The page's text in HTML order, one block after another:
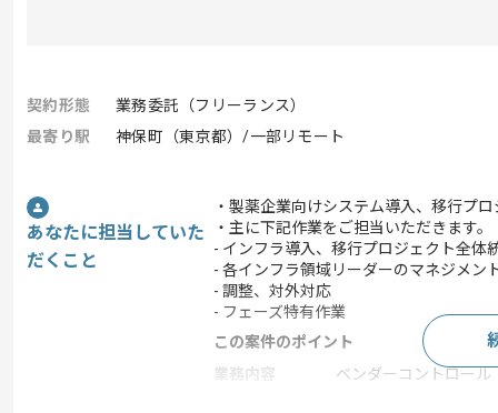
契約形態
業務委託（フリーランス）
最寄り駅
神保町（東京都）/一部リモート
あなたに担当していた
だくこと
・製薬企業向けシステム導入、移行プ
・主に下記作業をご担当いただきます。
- インフラ導入、移行プロジェクト全体
- 各インフラ領域リーダーのマネジメン
- 調整、対外対応
- フェーズ特有作業
この案件のポイント
業務内容
ベンダーコントロール